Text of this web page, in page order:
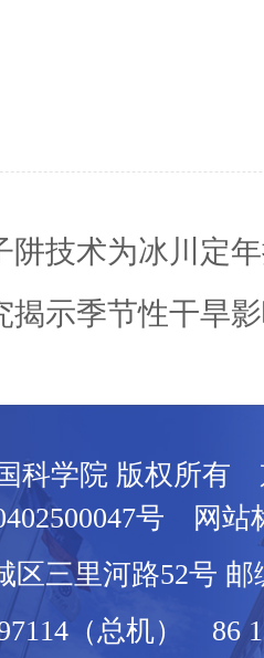
阱技术为冰川定
揭示季节性干旱
科学院 版权所有
号 网站
区三里河路52号 邮
（总机） 86